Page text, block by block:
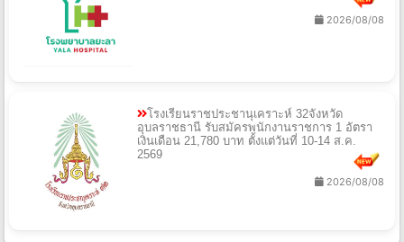
2026/08/08
โรงเรียนราชประชานุเคราะห์ 32จังหวัด
อุบลราชธานี รับสมัครพนักงานราชการ 1 อัตรา
เงินเดือน 21,780 บาท ตั้งแต่วันที่ 10-14 ส.ค.
2569
2026/08/08